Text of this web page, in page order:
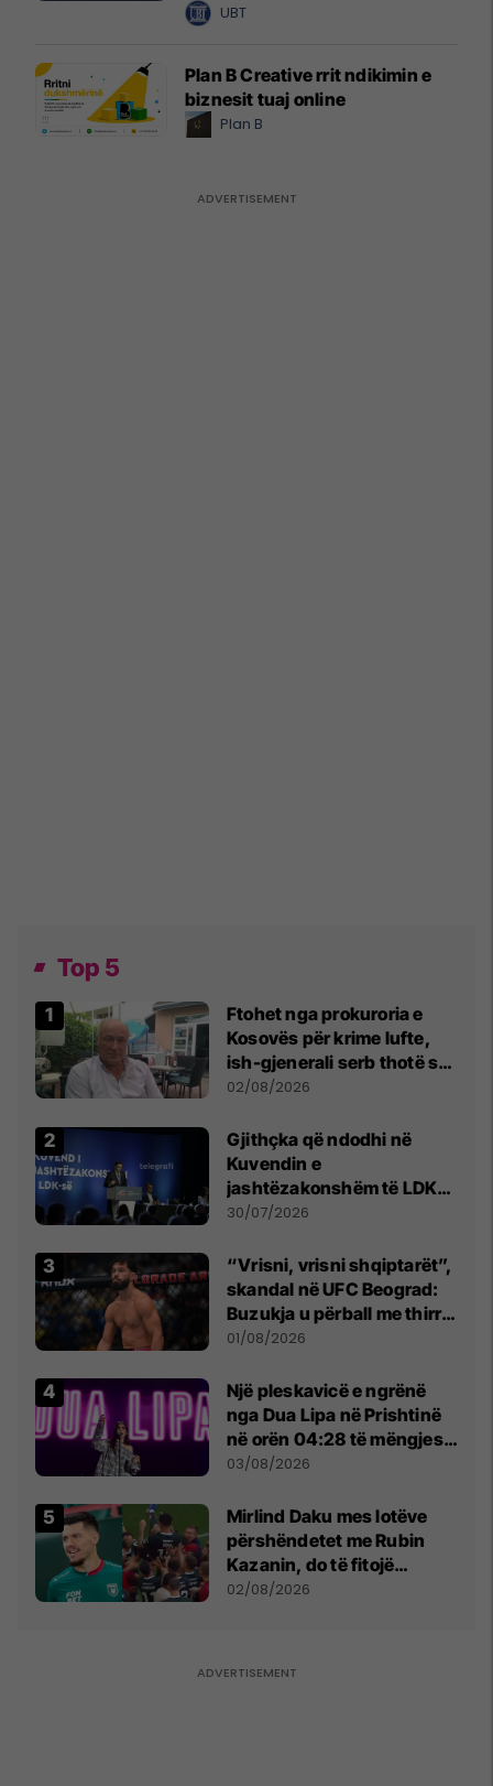
UBT
Plan B Creative rrit ndikimin e
biznesit tuaj online
Plan B
Top 5
Ftohet nga prokuroria e
Kosovës për krime lufte,
ish-gjenerali serb thotë se
dikush e tradhtoi në
02/08/2026
Gjithçka që ndodhi në
Kuvendin e
jashtëzakonshëm të LDK-
së
30/07/2026
“Vrisni, vrisni shqiptarët”,
skandal në UFC Beograd:
Buzukja u përball me thirrje
anti-shqiptare nga
01/08/2026
Një pleskavicë e ngrënë
nga Dua Lipa në Prishtinë
në orën 04:28 të mëngjesit
- dhe bota digjitale serbe
03/08/2026
Mirlind Daku mes lotëve
përshëndetet me Rubin
Kazanin, do të fitojë
miliona te Spartak Moska
02/08/2026